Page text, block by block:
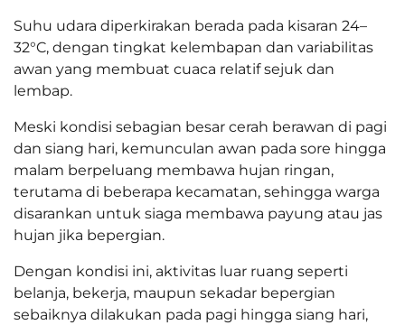
Suhu udara diperkirakan berada pada kisaran 24–
32°C, dengan tingkat kelembapan dan variabilitas
awan yang membuat cuaca relatif sejuk dan
lembap.
Meski kondisi sebagian besar cerah berawan di pagi
dan siang hari, kemunculan awan pada sore hingga
malam berpeluang membawa hujan ringan,
terutama di beberapa kecamatan, sehingga warga
disarankan untuk siaga membawa payung atau jas
hujan jika bepergian.
Dengan kondisi ini, aktivitas luar ruang seperti
belanja, bekerja, maupun sekadar bepergian
sebaiknya dilakukan pada pagi hingga siang hari,